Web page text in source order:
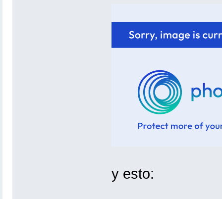
y esto: